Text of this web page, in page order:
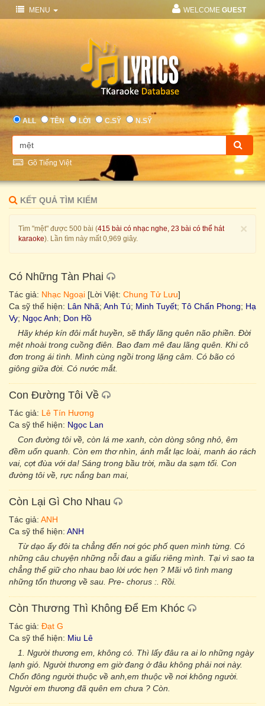
MENU WELCOME GUEST
ALL TÊN LỜI C.SỸ N.SỸ
Gõ Tiếng Việt
KẾT QUẢ TÌM KIẾM
×
Tìm "mệt" được 500 bài (415 bài có nhạc nghe, 23 bài có thể hát
karaoke). Lần tìm này mất 0,969 giây.
Có Những Tàn Phai
Tác giả: Nhạc Ngoại [Lời Việt: Chung Tử Lưu]
Ca sỹ thể hiện: Lân Nhã; Anh Tú; Minh Tuyết; Tô Chấn Phong; Hạ
Vy; Ngọc Anh; Don Hồ
Hãy khép kín đôi mắt huyền, sẽ thấy lãng quên não phiền. Đời
mệt nhoài trong cuồng điên. Bao đam mê đau lãng quên. Khi cô
đơn trong ái tình. Mình cùng ngồi trong lặng câm. Có bão có
giông giữa đời. Có nước mắt.
Con Đường Tôi Về
Tác giả: Lê Tín Hương
Ca sỹ thể hiện: Ngọc Lan
Con đường tôi về, còn lá me xanh, còn dòng sông nhỏ, êm
đềm uốn quanh. Còn em thơ nhìn, ánh mắt lạc loài, manh áo rách
vai, cợt đùa với da! Sáng trong bầu trời, mầu da sạm tối. Con
đường tôi về, rực nắng ban mai,
Còn Lại Gì Cho Nhau
Tác giả: ANH
Ca sỹ thể hiện: ANH
Từ dạo ấy đôi ta chẳng đến nơi góc phố quen mình từng. Có
những câu chuyện những nỗi đau a giấu riêng mình. Tại vì sao ta
chẳng thể giữ cho nhau bao lời ước hẹn ? Mãi vô tình mang
những tổn thương về sau. Pre- chorus :. Rồi.
Còn Thương Thì Không Để Em Khóc
Tác giả: Đạt G
Ca sỹ thể hiện: Miu Lê
1. Người thương em, không có. Thì lấy đâu ra ai lo những ngày
lạnh gió. Người thương em giờ đang ở đâu không phải nơi này.
Chốn đông người thuộc về anh,em thuộc về nơi không người.
Người em thương đã quên em chưa ? Còn.